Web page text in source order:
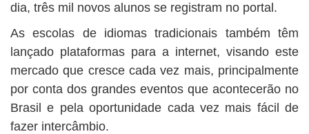
dia, três mil novos alunos se registram no portal.
As escolas de idiomas tradicionais também têm
lançado plataformas para a internet, visando este
mercado que cresce cada vez mais, principalmente
por conta dos grandes eventos que acontecerão no
Brasil e pela oportunidade cada vez mais fácil de
fazer intercâmbio.